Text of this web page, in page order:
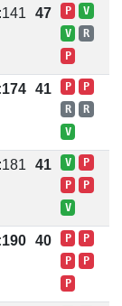
47 P
V
V
R
P
41 P
P
R
R
V
41 V
P
P
P
V
40 P
P
P
P
P